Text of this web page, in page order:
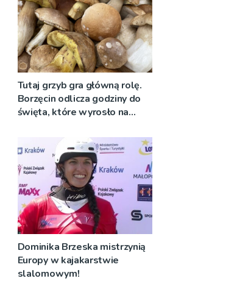
Tutaj grzyb gra główną rolę.
Borzęcin odlicza godziny do
święta, które wyrosło na
Dominika Brzeska mistrzynią
Europy w kajakarstwie
slalomowym!